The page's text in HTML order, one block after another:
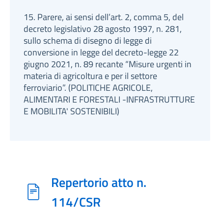
15. Parere, ai sensi dell’art. 2, comma 5, del
decreto legislativo 28 agosto 1997, n. 281,
sullo schema di disegno di legge di
conversione in legge del decreto-legge 22
giugno 2021, n. 89 recante “Misure urgenti in
materia di agricoltura e per il settore
ferroviario”. (POLITICHE AGRICOLE,
ALIMENTARI E FORESTALI -INFRASTRUTTURE
E MOBILITA' SOSTENIBILI)
Repertorio atto n.
114/CSR